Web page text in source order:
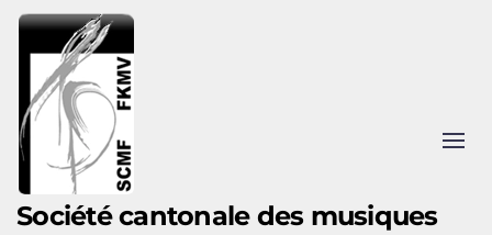
Accéder au contenu principal
Société cantonale des musiques